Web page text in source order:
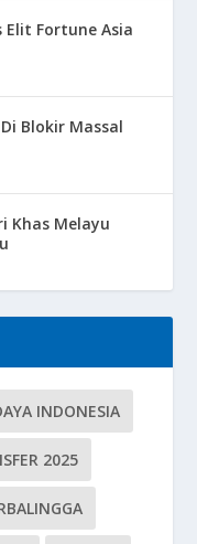
Elit Fortune Asia
Blokir Massal
Khas Melayu
INDONESIA
2025